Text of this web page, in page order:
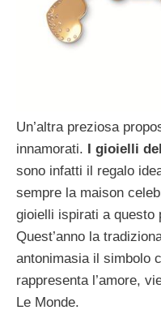
Un’altra preziosa
innamorati. I gioielli
sono infatti il regalo
sempre la maison
gioielli ispirati a questo
Quest’anno la
antonimasia il simbolo
rappresenta l’amore,
Le Monde.